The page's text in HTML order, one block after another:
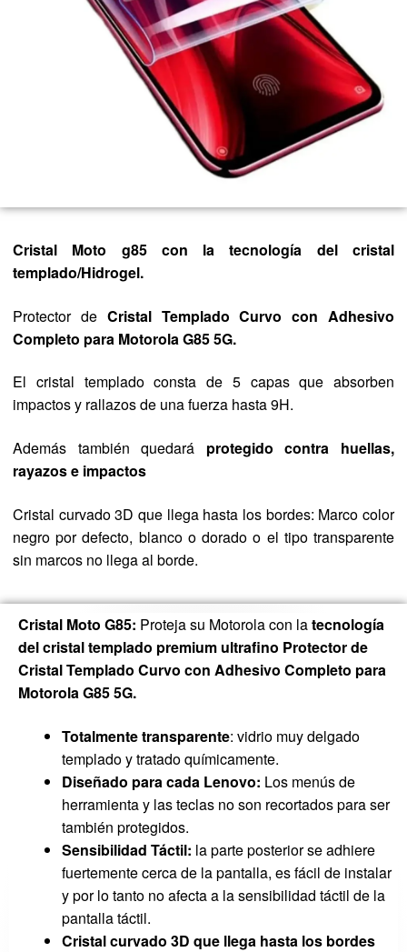
Cristal Moto g85con la tecnología del cristal
templado/Hidrogel.
Protector de Cristal Templado Curvo con Adhesivo
Completo para Motorola G85 5G.
El cristal templado consta de 5 capas que absorben
impactos y rallazos de una fuerza hasta 9H.
Además también quedará protegido contra huellas,
rayazos e impactos
Cristal curvado 3D que llega hasta los bordes: Marco color
negro por defecto, blanco o dorado o el tipo transparente
sin marcos no llega al borde.
Cristal Moto G85: Proteja su Motorola con latecnología
del cristal templado premium ultrafino Protector de
Cristal Templado Curvo con Adhesivo Completo para
Motorola G85 5G.
Totalmente transparente: vidrio muy delgado
templado y tratado químicamente.
Diseñado para cada Lenovo: Los menús de
herramienta y las teclas no son recortados para ser
también protegidos.
Sensibilidad Táctil: la parte posterior se adhiere
fuertemente cerca de la pantalla, es fácil de instalar
y por lo tanto no afecta a la sensibilidad táctil de la
pantalla táctil.
Cristal curvado 3D que llega hasta los bordes